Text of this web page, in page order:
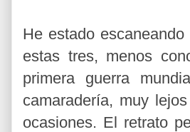
He estado
estas tres, menos
primera guerra
camaradería, muy
ocasiones. El retrato